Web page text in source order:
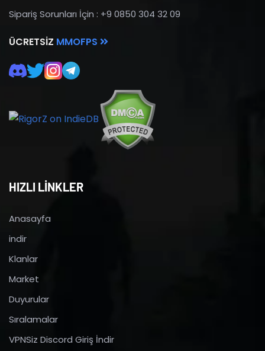
Sipariş Sorunları İçin : +9 0850 304 32 09
ÜCRETSIZ MMOFPS
HIZLI LİNKLER
Anasayfa
indir
Klanlar
Market
Duyurular
Sıralamalar
VPNSiz Discord Giriş İndir